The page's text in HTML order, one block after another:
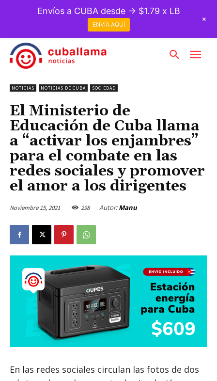
NOTICIAS NOTICIAS DE CUBA SOCIEDAD
El Ministerio de
Educación de Cuba llama
a “activar los enjambres”
para el combate en las
redes sociales y promover
el amor a los dirigentes
Noviembre 15, 2021 298 Autor: Manu
En las redes sociales circulan las fotos de dos
Envíos a CUBA desde → $1.79 x LB
ENVÍA AQUÍ
+